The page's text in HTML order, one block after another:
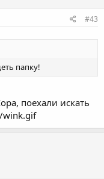
#43
папку!
поехали искать
wink.gif